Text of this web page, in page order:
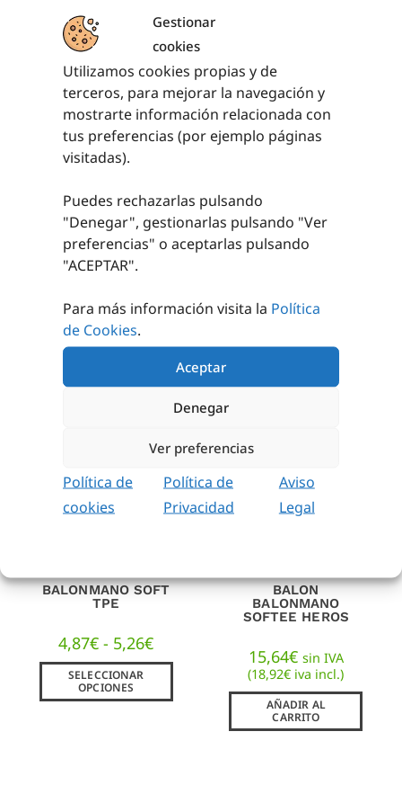
Gestionar
cookies
Utilizamos cookies propias y de
terceros, para mejorar la navegación y
mostrarte información relacionada con
tus preferencias (por ejemplo páginas
visitadas).
Puedes rechazarlas pulsando
"Denegar", gestionarlas pulsando "Ver
preferencias" o aceptarlas pulsando
"ACEPTAR".
Para más información visita la Política
de Cookies.
Aceptar
Denegar
Ver preferencias
Política de
cookies
Política de
Privacidad
Aviso
Legal
PRODUCTOS RELACIONADOS
BALÓN
BALONMANO
MICROCELULAR
9,80€ sin IVA ( 11,86
iva incl.)
TECNOCAUCHO
BALONMANO
BALONMANO SOFT
TPE
4,87€ - 5,26€
SELECCIONAR
OPCIONES
BALON
BALONMANO
SOFTEE HEROS
15,64€ sin IVA
(18,92€ iva incl.)
AÑADIR AL
CARRITO